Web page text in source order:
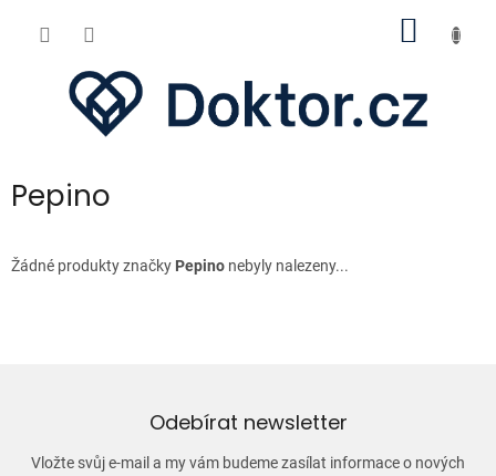
Pepino
Žádné produkty značky Pepino nebyly nalezeny...
Odebírat newsletter
Vložte svůj e-mail a my vám budeme zasílat informace o nových